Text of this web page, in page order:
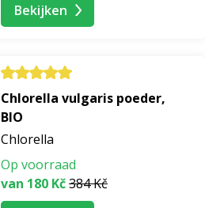
Bekijken
Chlorella vulgaris poeder,
BIO
Chlorella
Op voorraad
van 180 Kč384 Kč